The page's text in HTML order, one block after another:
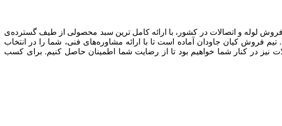
لوله و اتصالات در کشور، با ارائه کامل ترین سبد محصولی از طیف گسترده‌‌ی
فروش کیان جاودان آماده است تا با ارائه مشاوره‌های فنی، شما را در انتخاب
نیز در کنار شما خواهیم بود تا از رضایت شما اطمینان حاصل کنیم. برای کسب